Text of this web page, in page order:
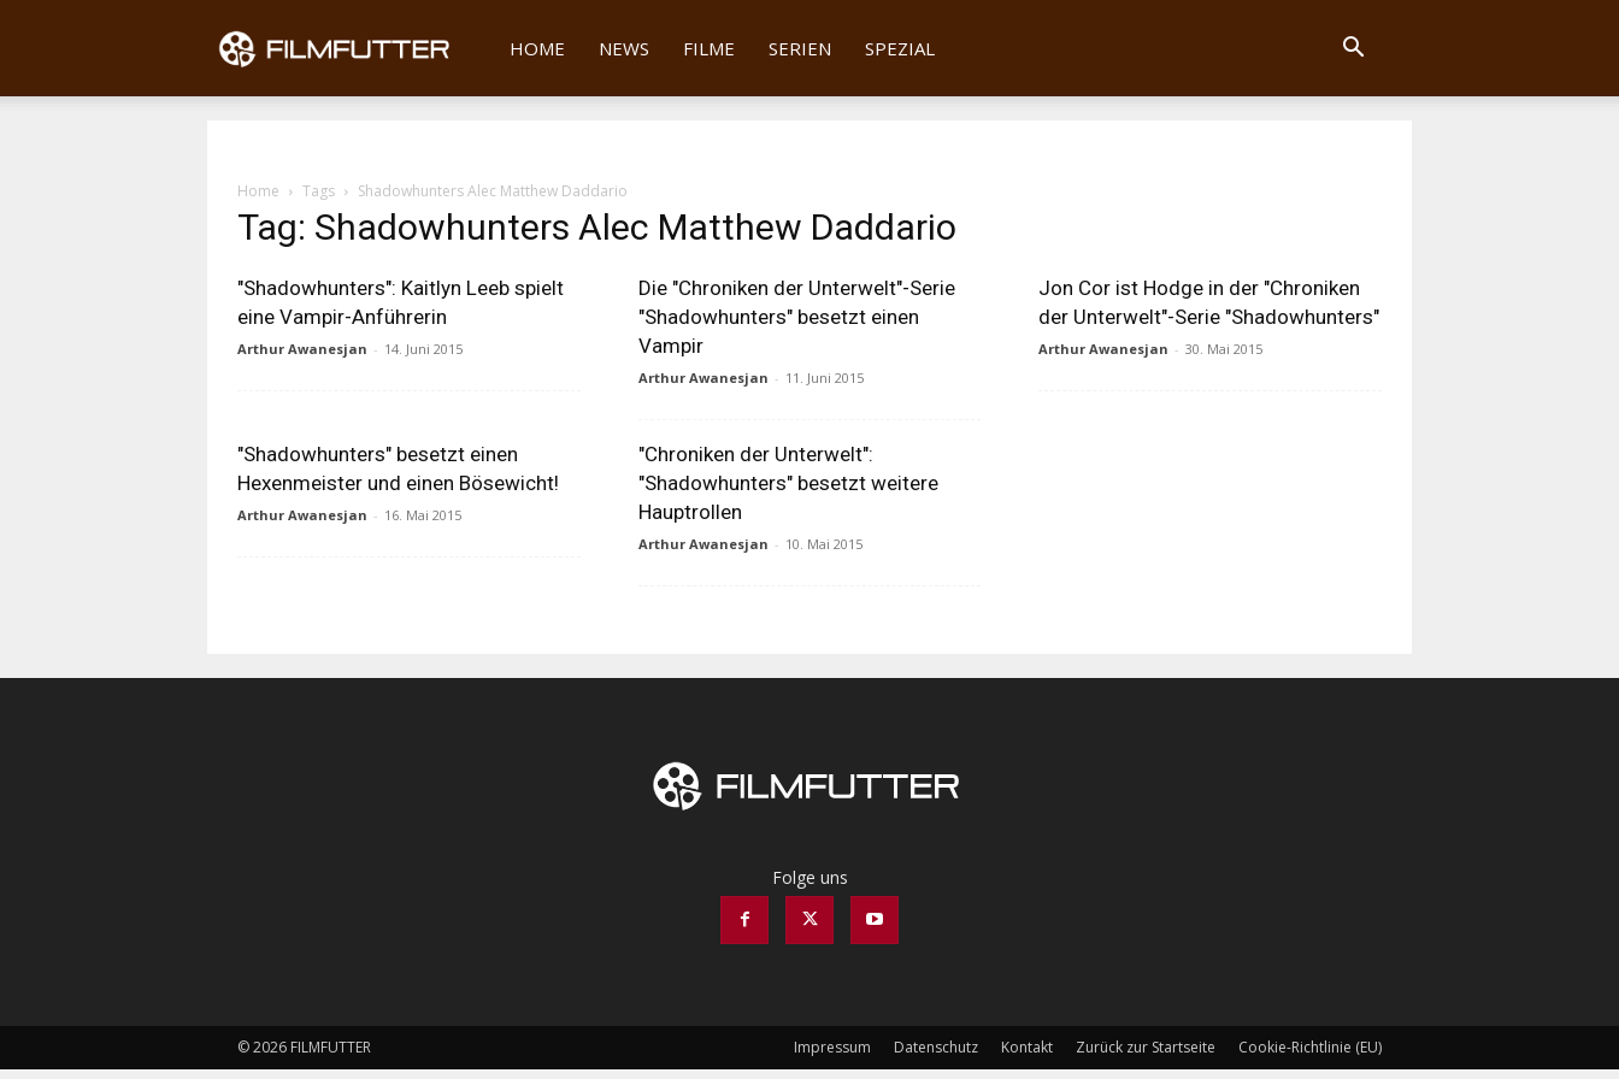
Filmfutter
HOME NEWS FILME SERIEN SPEZIAL
Home Tags Shadowhunters Alec Matthew Daddario
Tag: Shadowhunters Alec Matthew Daddario
"Shadowhunters": Kaitlyn Leeb spielt
eine Vampir-Anführerin
Arthur Awanesjan - 14. Juni 2015
Die "Chroniken der Unterwelt"-Serie
"Shadowhunters" besetzt einen
Vampir
Arthur Awanesjan - 11. Juni 2015
Jon Cor ist Hodge in der "Chroniken
der Unterwelt"-Serie "Shadowhunters"
Arthur Awanesjan - 30. Mai 2015
"Shadowhunters" besetzt einen
Hexenmeister und einen Bösewicht!
Arthur Awanesjan - 16. Mai 2015
"Chroniken der Unterwelt":
"Shadowhunters" besetzt weitere
Hauptrollen
Arthur Awanesjan - 10. Mai 2015
Folge uns
Impressum Datenschutz Kontakt Zurück zur Startseite Cookie-Richtlinie (EU)
© 2026 FILMFUTTER